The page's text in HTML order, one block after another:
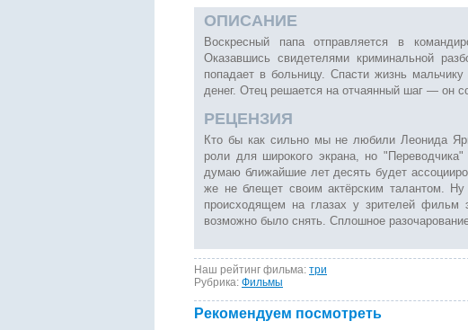
ОПИСАНИЕ
Воскресный папа отправляется в
Оказавшись свидетелями криминальной
попадает в больницу. Спасти жизнь
денег. Отец решается на отчаянный шаг — он
РЕЦЕНЗИЯ
Кто бы как сильно мы не любили Леонида
роли для широкого экрана, но
думаю ближайшие лет десять будет
же не блещет своим актёрским талантом.
происходящем на глазах у зрителей фильм
возможно было снять. Сплошное
Наш рейтинг фильма: три
Рубрика: Фильмы
Рекомендуем посмотреть